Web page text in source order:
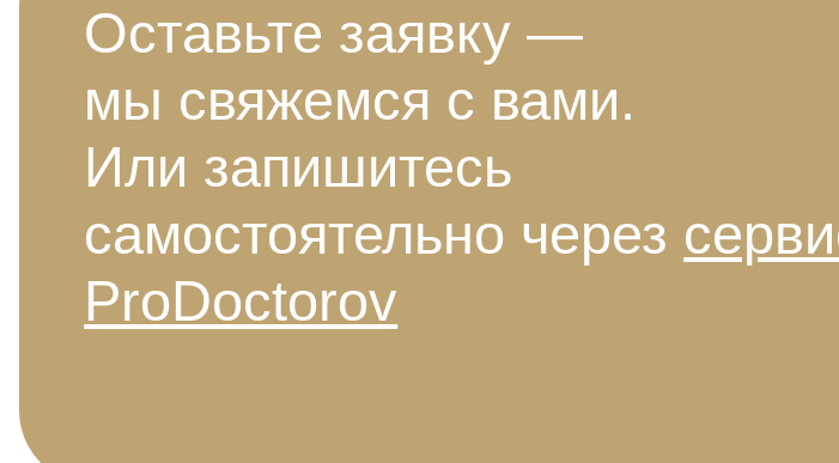
Оставьте заявку —
мы свяжемся с вами.
Или запишитесь
самостоятельно через
ProDoctorov